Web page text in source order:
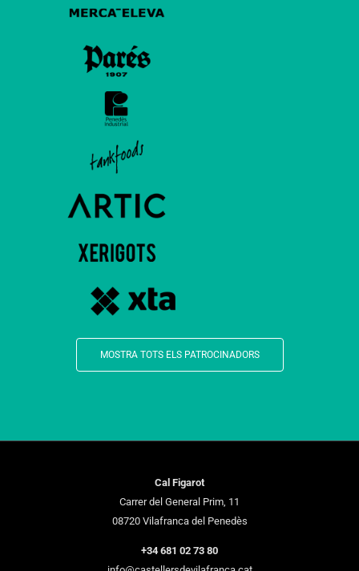
MOSTRA TOTS ELS PATROCINADORS
Cal Figarot
Carrer del General Prim, 11
08720 Vilafranca del Penedès
+34 681 02 73 80